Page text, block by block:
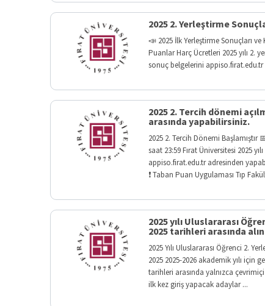
2025 2. Yerleştirme
📣 2025 İlk Yerleştirme Sonuçları ve
Puanlar Harç Ücretleri 2025 yılı 2.
sonuç belgelerini appiso.firat.edu.tr
2025 2. Tercih dönemi
arasında yapabilirsiniz.
2025 2. Tercih Dönemi Başlamıştır
saat 23:59 Fırat Üniversitesi 2025
appiso.firat.edu.tr adresinden
❗ Taban Puan Uygulaması Tıp
2025 yılı Uluslararası
2025 tarihleri arasında
2025 Yılı Uluslararası Öğrenci 2.
2025 2025-2026 akademik yılı için
tarihleri arasında yalnızca
ilk kez giriş yapacak adaylar ...